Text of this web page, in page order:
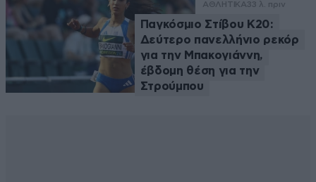
ΑΘΛΗΤΙΚΑ33 λ. πριν
Παγκόσμιο Στίβου Κ20:
Δεύτερο πανελλήνιο ρεκόρ
για την Μπακογιάννη,
έβδομη θέση για την
Στρούμπου